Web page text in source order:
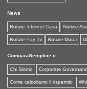
News
Notizie Internet Casa Notizie
Notizie Pay Tv Notizie Mutui
ComparaSemplice.it
Chi Siamo Corporate
Come calcoliamo il risparmio